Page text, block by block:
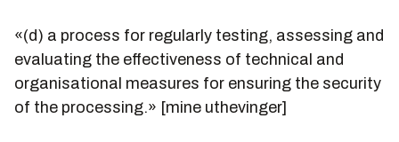
«(d) a process for regularly testing, assessing and
evaluating the effectiveness of technical and
organisational measures for ensuring the security
of the processing.» [mine uthevinger]